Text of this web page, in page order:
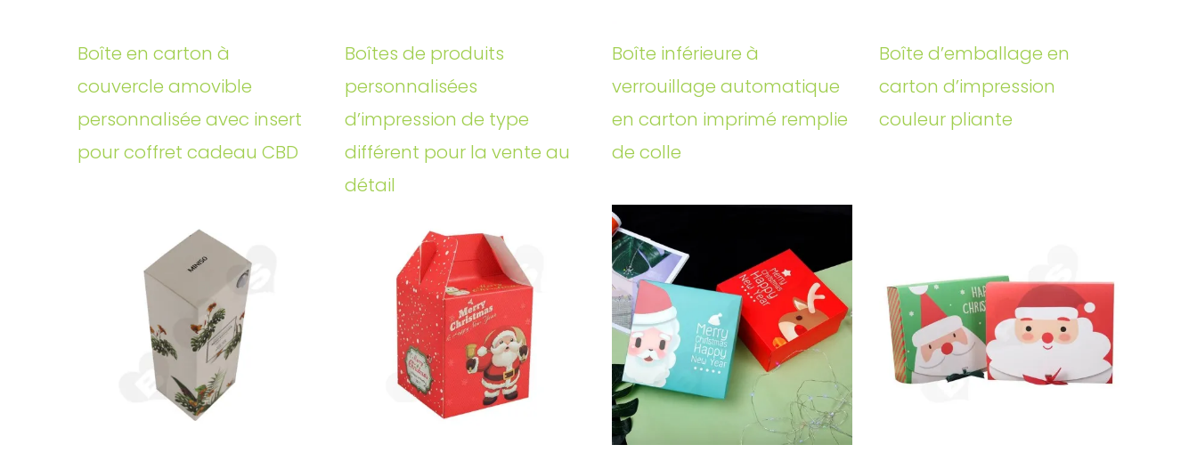
Boîte en carton à
couvercle amovible
personnalisée avec insert
pour coffret cadeau CBD
Boîtes de produits
personnalisées
d’impression de type
différent pour la vente au
détail
Boîte inférieure à
verrouillage automatique
en carton imprimé remplie
de colle
Boîte d’emballage en
carton d’impression
couleur pliante